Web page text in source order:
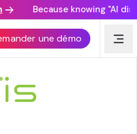
Because knowing "AI
une démo
DE CAS